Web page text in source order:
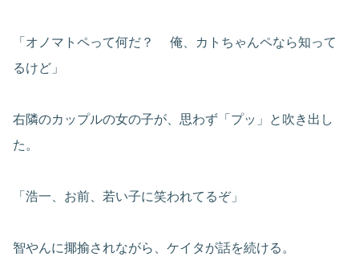
「オノマトペって何だ？ 俺、カトちゃんペなら知って
るけど」
右隣のカップルの女の子が、思わず「プッ」と吹き出し
た。
「浩一、お前、若い子に笑われてるぞ」
智やんに揶揄されながら、ケイタが話を続ける。